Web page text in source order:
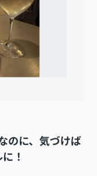
のに、気づけば
！